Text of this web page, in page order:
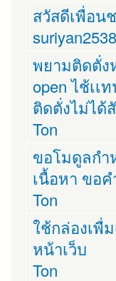
สวัสดีเพื่อน
suriyan2538
พยามติดตั่ง
open ไช้เเ
ติดตั่งไม่ได้
Ton
ขอโมดูลกำ
เนื้อหา ขอค
Ton
ใช้กล่องเพื่
หน้าเว็บ
Ton